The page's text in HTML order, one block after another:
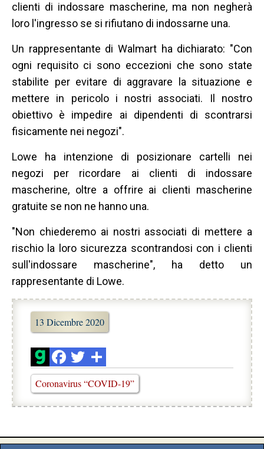
clienti di indossare mascherine, ma non negherà
loro l'ingresso se si rifiutano di indossarne una.
Un rappresentante di Walmart ha dichiarato: "Con
ogni requisito ci sono eccezioni che sono state
stabilite per evitare di aggravare la situazione e
mettere in pericolo i nostri associati. Il nostro
obiettivo è impedire ai dipendenti di scontrarsi
fisicamente nei negozi".
Lowe ha intenzione di posizionare cartelli nei
negozi per ricordare ai clienti di indossare
mascherine, oltre a offrire ai clienti mascherine
gratuite se non ne hanno una.
"Non chiederemo ai nostri associati di mettere a
rischio la loro sicurezza scontrandosi con i clienti
sull'indossare mascherine", ha detto un
rappresentante di Lowe.
13 Dicembre 2020
Coronavirus “COVID-19”